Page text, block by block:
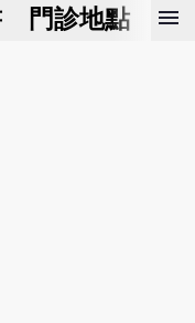
門診地點 預
menu